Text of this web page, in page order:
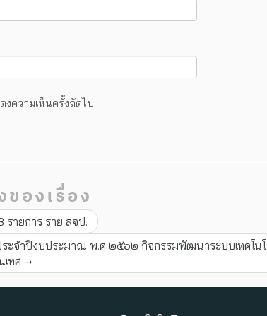
งความเห็นครั้งถัดไป
ของเรื่อง
ายการ ราย สจป.
ะจำปีงบประมาณ พ.ศ ๒๕๖๒ กิจกรรมพัฒนาระบบเทคโน
เทศ →